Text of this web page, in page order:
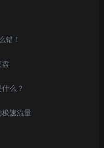
错！
么？
速流量